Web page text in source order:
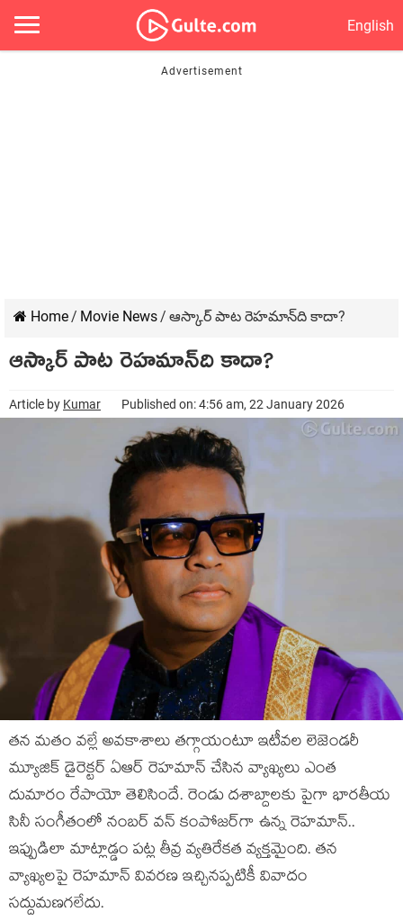
English
Home/ Movie News/ ఆస్కార్ పాట రెహమాన్‌ది కాదా?
ఆస్కార్ పాట రెహమాన్‌ది కాదా?
Article by Kumar Published on: 4:56 am, 22 January 2026
తన మతం వల్లే అవకాశాలు తగ్గాయంటూ ఇటీవల లెజెండరీ
మ్యూజిక్ డైరెక్టర్ ఏఆర్ రెహమాన్ చేసిన వ్యాఖ్యలు ఎంత
దుమారం రేపాయో తెలిసిందే. రెండు దశాబ్దాలకు పైగా భారతీయ
సినీ సంగీతంలో నంబర్ వన్ కంపోజర్‌గా ఉన్న రెహమాన్..
ఇప్పుడిలా మాట్లాడ్డం పట్ల తీవ్ర వ్యతిరేకత వ్యక్తమైంది. తన
వ్యాఖ్యలపై రెహమాన్ వివరణ ఇచ్చినప్పటికీ వివాదం
సద్దుమణగలేదు.